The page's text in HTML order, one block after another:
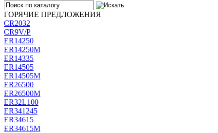
ГОРЯЧИЕ ПРЕДЛОЖЕНИЯ
CR2032
CR9V/P
ER14250
ER14250M
ER14335
ER14505
ER14505M
ER26500
ER26500M
ER32L100
ER341245
ER34615
ER34615M